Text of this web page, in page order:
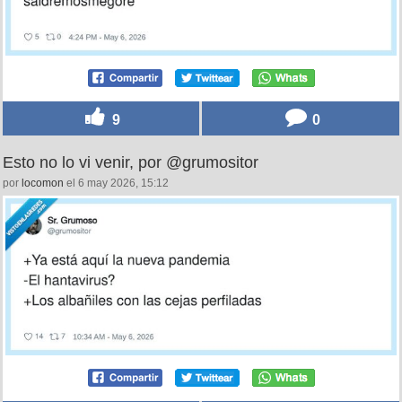
9 0
Esto no lo vi venir, por @grumositor
por locomon el 6 may 2026, 15:12